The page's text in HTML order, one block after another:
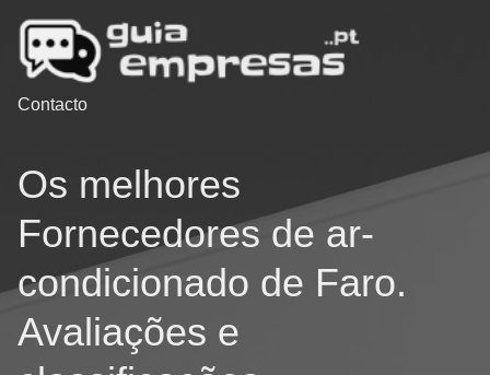
Contacto
Os melhores
Fornecedores de ar-
condicionado de Faro.
Avaliações e